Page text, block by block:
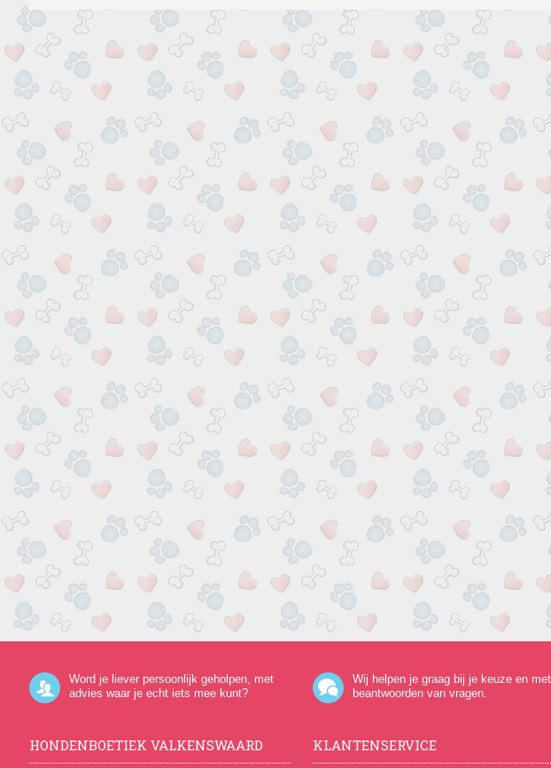
Word je liever persoonlijk geholpen, met
advies waar je echt iets mee kunt?
Wij helpen je graag bij je keuze en
beantwoorden van vragen.
HONDENBOETIEK VALKENSWAARD KLANTENSERVICE